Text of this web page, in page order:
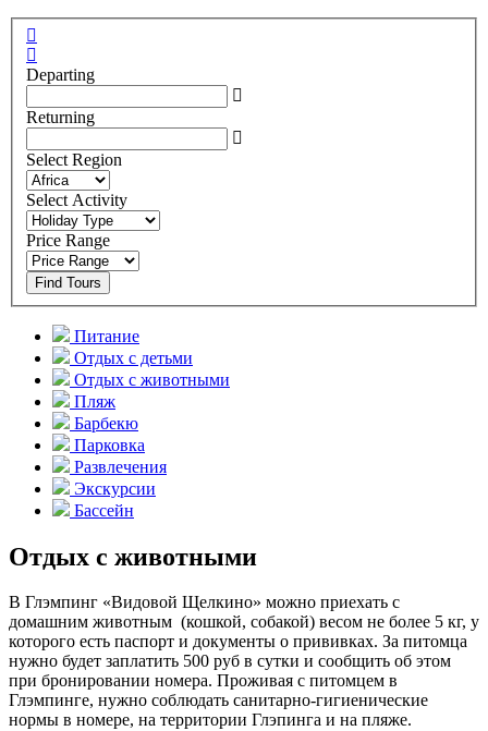
Departing
Returning
Select Region
Select Activity
Price Range
Find Tours
Питание
Отдых с детьми
Отдых с животными
Пляж
Барбекю
Парковка
Развлечения
Экскурсии
Бассейн
Отдых с животными
В Глэмпинг «Видовой Щелкино» можно приехать с
домашним животным (кошкой, собакой) весом не более 5 кг, у
которого есть паспорт и документы о прививках. За питомца
нужно будет заплатить 500 руб в сутки и сообщить об этом
при бронировании номера. Проживая с питомцем в
Глэмпинге, нужно соблюдать санитарно-гигиенические
нормы в номере, на территории Глэпинга и на пляже.